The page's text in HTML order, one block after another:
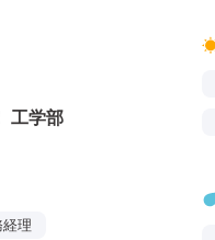
工学部
理